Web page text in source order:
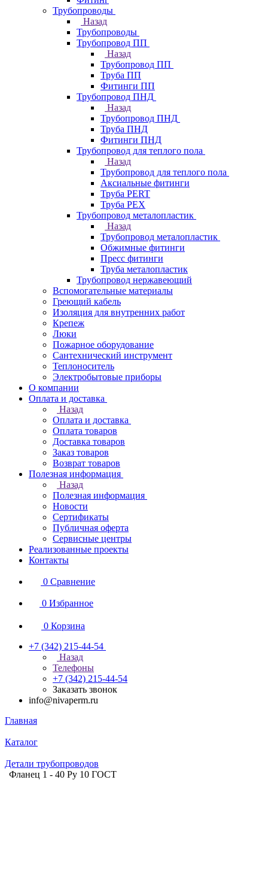
Трубопроводы
Назад
Трубопроводы
Трубопровод ПП
Назад
Трубопровод ПП
Труба ПП
Фитинги ПП
Трубопровод ПНД
Назад
Трубопровод ПНД
Труба ПНД
Фитинги ПНД
Трубопровод для теплого пола
Назад
Трубопровод для теплого пола
Аксиальные фитинги
Труба PERT
Труба PEX
Трубопровод металопластик
Назад
Трубопровод металопластик
Обжимные фитинги
Пресс фитинги
Труба металопластик
Трубопровод нержавеющий
Вспомогательные материалы
Греющий кабель
Изоляция для внутренних работ
Крепеж
Люки
Пожарное оборудование
Сантехнический инструмент
Теплоноситель
Электробытовые приборы
О компании
Оплата и доставка
Назад
Оплата и доставка
Оплата товаров
Доставка товаров
Заказ товаров
Возврат товаров
Полезная информация
Назад
Полезная информация
Новости
Сертификаты
Публичная оферта
Сервисные центры
Реализованные проекты
Контакты
0 Сравнение
0 Избранное
0 Корзина
+7 (342) 215-44-54
Назад
Телефоны
+7 (342) 215-44-54
Заказать звонок
info@nivaperm.ru
Главная
Каталог
Детали трубопроводов
Фланец 1 - 40 Ру 10 ГОСТ